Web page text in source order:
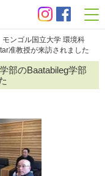
ゴル国立大学 環境科
准教授が来訪されました
部のBaatabileg学部